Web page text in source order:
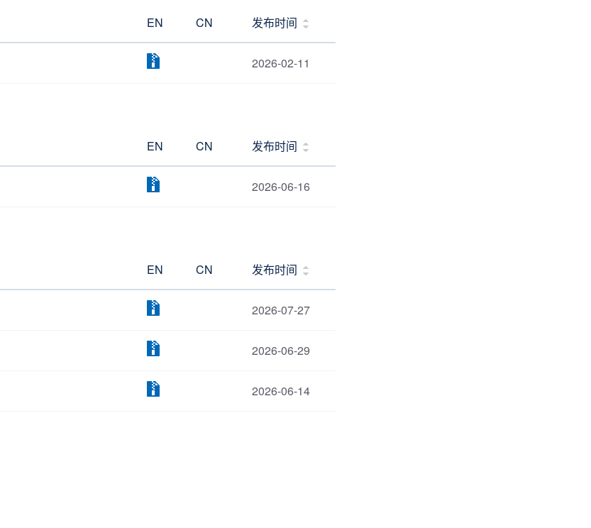
EN CN 发布时间
2026-02-11
EN CN 发布时间
2026-06-16
EN CN 发布时间
2026-07-27
2026-06-29
2026-06-14